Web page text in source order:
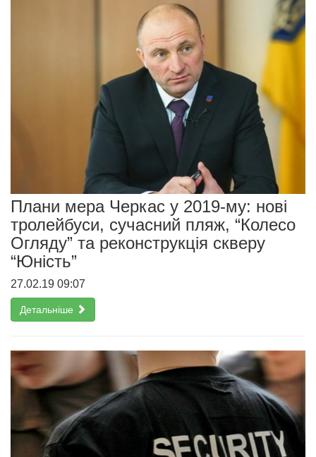
Плани мера Черкас у 2019-му: нові
тролейбуси, сучасний пляж, “Колесо
Огляду” та реконструкція cкверу
“Юність”
27.02.19 09:07
Детальніше